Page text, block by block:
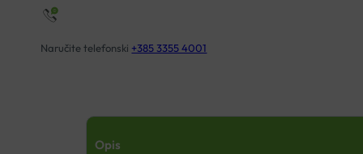
Naručite telefonski +385 3355 4001
Opis